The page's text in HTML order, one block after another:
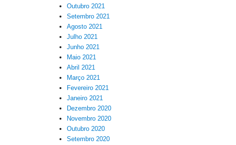
Outubro 2021
Setembro 2021
Agosto 2021
Julho 2021
Junho 2021
Maio 2021
Abril 2021
Março 2021
Fevereiro 2021
Janeiro 2021
Dezembro 2020
Novembro 2020
Outubro 2020
Setembro 2020